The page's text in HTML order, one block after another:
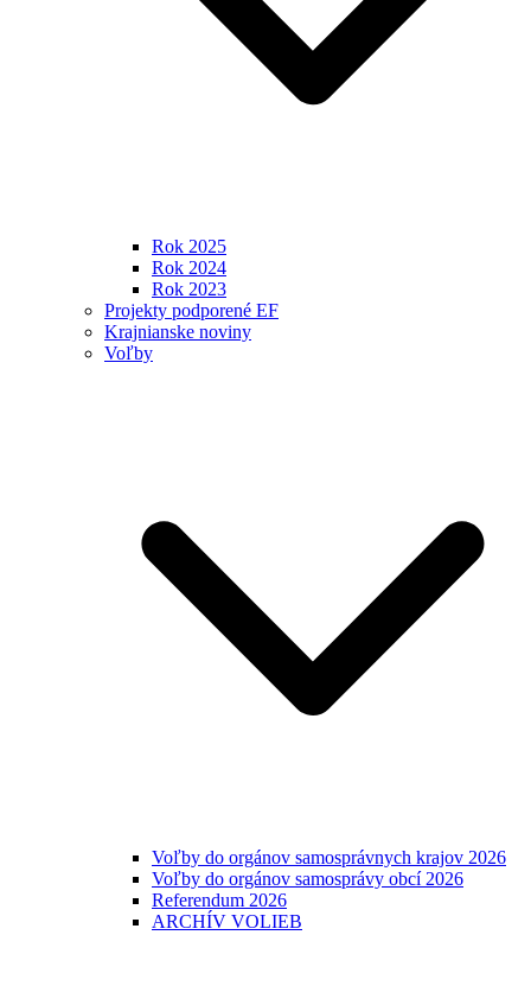
Rok 2025
Rok 2024
Rok 2023
Projekty podporené EF
Krajnianske noviny
Voľby
Voľby do orgánov samosprávnych krajov 2026
Voľby do orgánov samosprávy obcí 2026
Referendum 2026
ARCHÍV VOLIEB